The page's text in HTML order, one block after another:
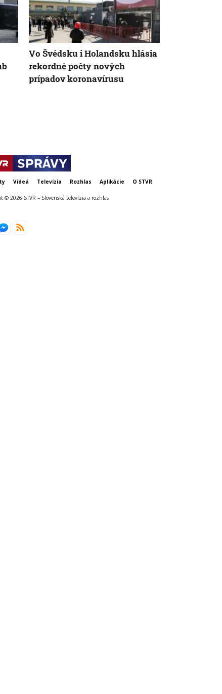
Vo Švédsku i Holandsku hlásia
rekordné počty nových
prípadov koronavírusu
Videá Televízia Rozhlas Aplikácie O STVR
© 2026 STVR – Slovenská televízia a rozhlas